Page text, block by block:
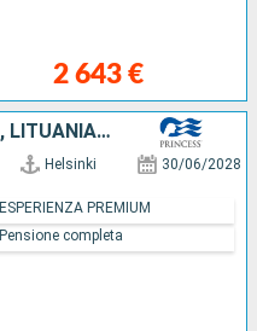
2 643 €
FINLANDIA, ESTONIA, SVEZIA, LITUANIA, GERMANIA, DANIMARCA, NORVEGIA, ISLANDA
Helsinki 30/06/2028
ESPERIENZA PREMIUM
Pensione completa